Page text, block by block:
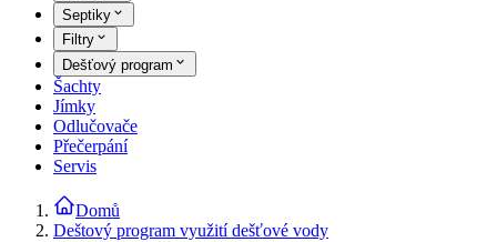
Septiky
Filtry
Dešťový program
Šachty
Jímky
Odlučovače
Přečerpání
Servis
Domů
Deštový program využití dešťové vody